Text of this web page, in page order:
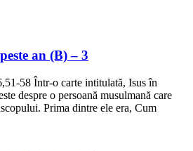
an (B) – 3
58 Într-o carte intitulată, Isus în
despre o persoană musulmană care
Prima dintre ele era, Cum